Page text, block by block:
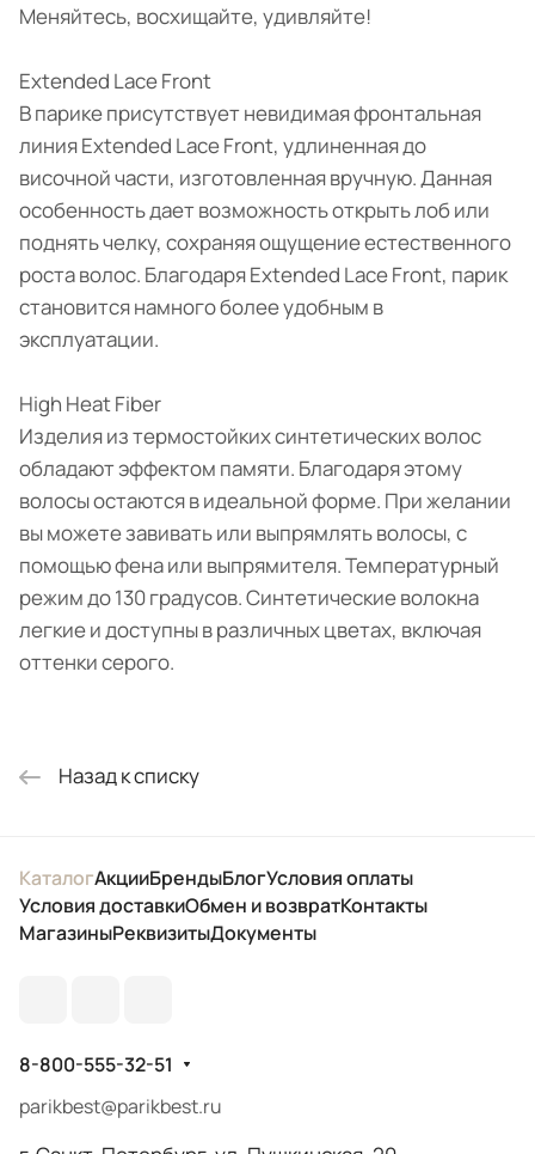
Меняйтесь, восхищайте, удивляйте!
Extended Lace Front
В парике присутствует невидимая фронтальная
линия Extended Lace Front, удлиненная до
височной части, изготовленная вручную. Данная
особенность дает возможность открыть лоб или
поднять челку, сохраняя ощущение естественного
роста волос. Благодаря Extended Lace Front, парик
становится намного более удобным в
эксплуатации.
High Heat Fiber
Изделия из термостойких синтетических волос
обладают эффектом памяти. Благодаря этому
волосы остаются в идеальной форме. При желании
вы можете завивать или выпрямлять волосы, с
помощью фена или выпрямителя. Температурный
режим до 130 градусов. Синтетические волокна
легкие и доступны в различных цветах, включая
оттенки серого.
Назад к списку
КаталогАкцииБрендыБлогУсловия оплаты
Условия доставкиОбмен и возвратКонтакты
МагазиныРеквизитыДокументы
8-800-555-32-51
parikbest@parikbest.ru